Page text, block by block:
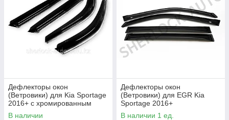
Дефлекторы окон
(Ветровики) для Kia Sportage
2016+ с хромированным
молдингом
В наличии
Дефлекторы окон
(Ветровики) для EGR Kia
Sportage 2016+
В наличии 1 ед.